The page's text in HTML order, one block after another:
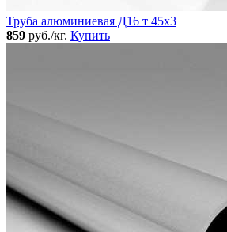
Труба алюминиевая Д16 т 45х3
859 руб./кг. Купить